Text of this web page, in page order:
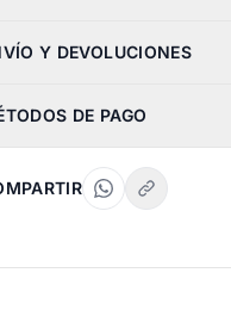
Y DEVOLUCIONES
DE PAGO